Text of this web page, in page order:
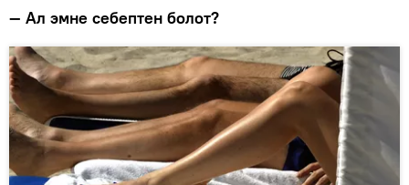
— Ал эмне себептен болот?